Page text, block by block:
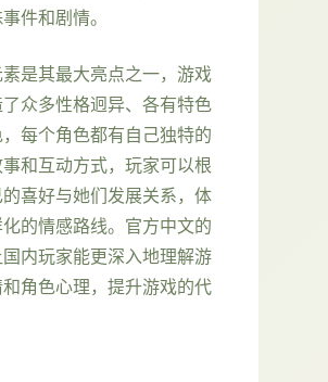
件和剧情。
是其最大亮点之一，游戏
众多性格迥异、各有特色
每个角色都有自己独特的
和互动方式，玩家可以根
喜好与她们发展关系，体
的情感路线。官方中文的
内玩家能更深入地理解游
角色心理，提升游戏的代